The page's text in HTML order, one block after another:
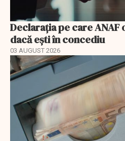
Declarația pe care ANAF
dacă ești în concediu
03 AUGUST 2026